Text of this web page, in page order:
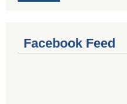
Facebook Feed